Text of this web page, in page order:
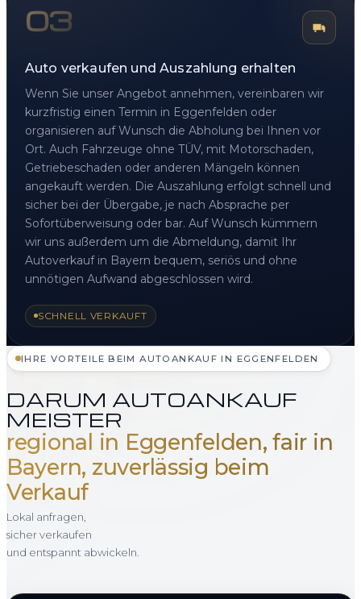
03
Auto verkaufen und Auszahlung erhalten
Wenn Sie unser Angebot annehmen, vereinbaren wir
kurzfristig einen Termin in Eggenfelden oder
organisieren auf Wunsch die Abholung bei Ihnen vor
Ort. Auch Fahrzeuge ohne TÜV, mit Motorschaden,
Getriebeschaden oder anderen Mängeln können
angekauft werden. Die Auszahlung erfolgt schnell und
sicher bei der Übergabe, je nach Absprache per
Sofortüberweisung oder bar. Auf Wunsch kümmern
wir uns außerdem um die Abmeldung, damit Ihr
Autoverkauf in Bayern bequem, seriös und ohne
unnötigen Aufwand abgeschlossen wird.
SCHNELL VERKAUFT
IHRE VORTEILE BEIM AUTOANKAUF IN EGGENFELDEN
DARUM AUTOANKAUF
MEISTER
regional in Eggenfelden, fair in
Bayern, zuverlässig beim
Verkauf
Lokal anfragen,
sicher verkaufen
und entspannt abwickeln.